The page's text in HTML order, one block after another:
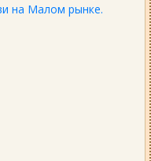
на Малом рынке.